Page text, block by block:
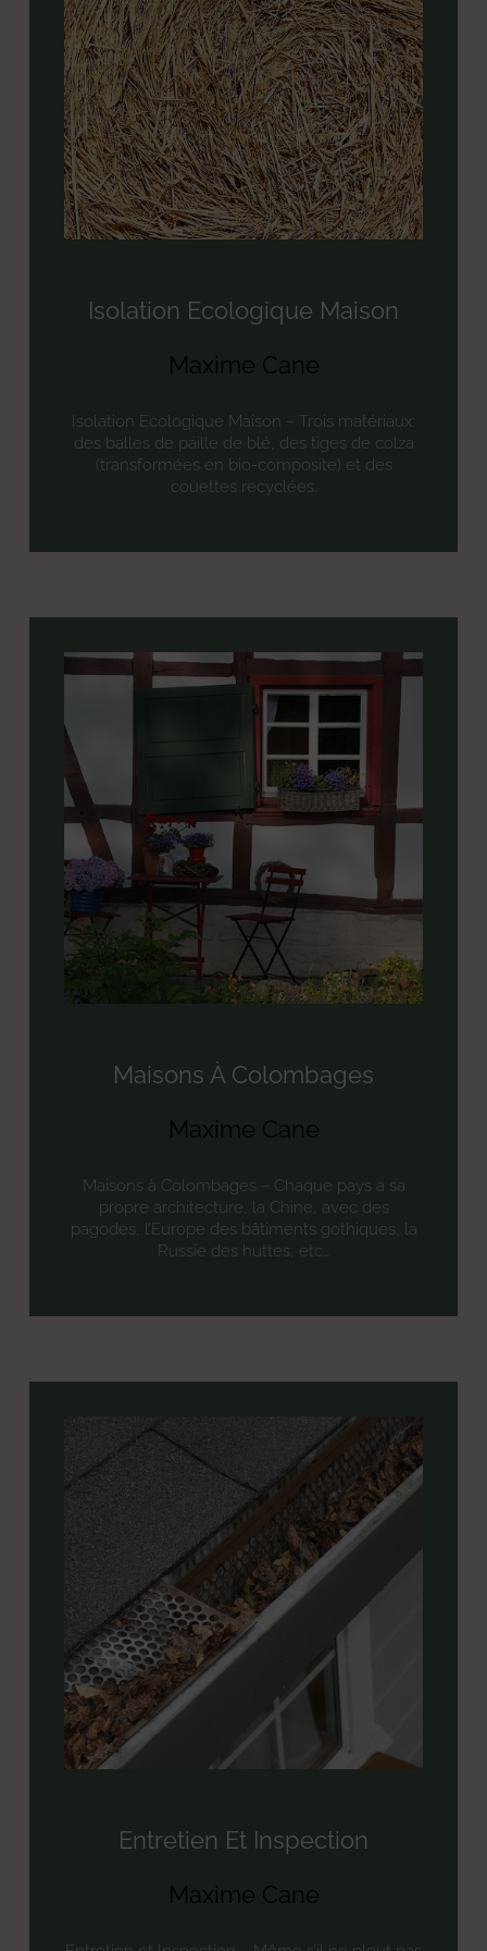
Isolation Ecologique Maison
Maxime Cane
Isolation Ecologique Maison – Trois matériaux:
des balles de paille de blé, des tiges de colza
(transformées en bio-composite) et des
couettes recyclées.
Maisons À Colombages
Maxime Cane
Maisons à Colombages – Chaque pays a sa
propre architecture, la Chine, avec des
pagodes, l’Europe des bâtiments gothiques, la
Russie des huttes, etc…
Entretien Et Inspection
Maxime Cane